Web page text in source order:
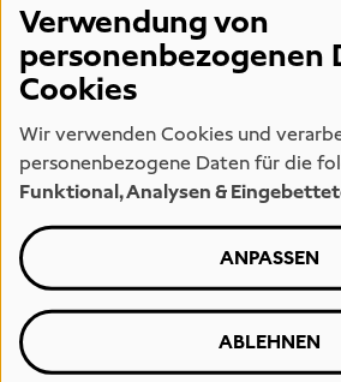
Verwendung von
personenbezogenen
Cookies
Wir verwenden Cookies und
personenbezogene Daten für die
Funktional, Analysen &
ANPASSEN
ABLEHNEN